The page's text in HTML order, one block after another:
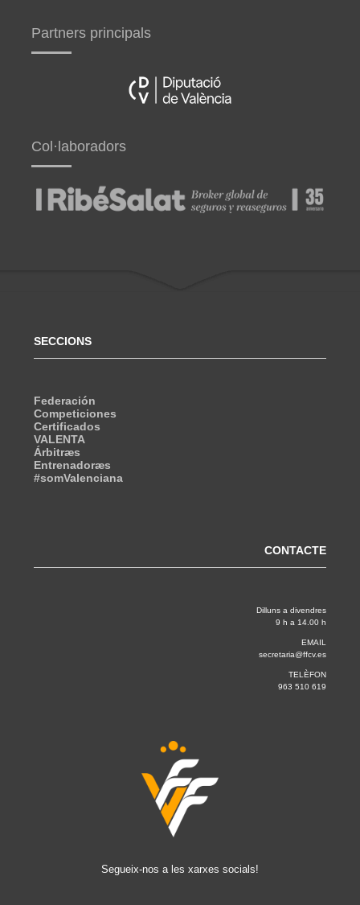
Partners principals
Col·laboradors
SECCIONS
Federación
Competiciones
Certificados
VALENTA
Árbitræs
Entrenadoræs
#somValenciana
CONTACTE
Dilluns a divendres
9 h a 14.00 h
EMAIL
secretaria@ffcv.es
TELÈFON
963 510 619
Segueix-nos a les xarxes socials!